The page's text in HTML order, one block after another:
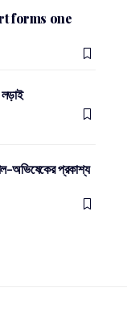
forms one
অভিষেকের প্রকাশ্য